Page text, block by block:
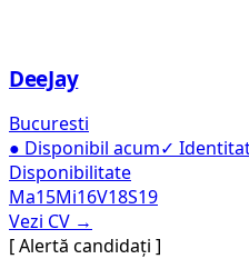
DeeJay
Bucuresti
● Disponibil acum✓
Disponibilitate
Ma15Mi16V18S19
Vezi CV →
[ Alertă candidați ]